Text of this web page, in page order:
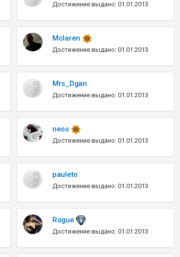
Достижение выдано: 01.01.2013
Mclaren
Достижение выдано: 01.01.2013
Mrs_Dgan
Достижение выдано: 01.01.2013
neos
Достижение выдано: 01.01.2013
pauleto
Достижение выдано: 01.01.2013
Rogue
Достижение выдано: 01.01.2013